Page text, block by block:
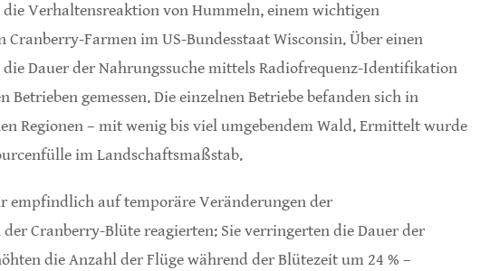
Verhaltensreaktion von Hummeln, einem wichtigen
Farmen im US-Bundesstaat Wisconsin. Über einen
Dauer der Nahrungssuche mittels Radiofrequenz-Identifikation
gemessen. Die einzelnen Betriebe befanden sich in
Regionen – mit wenig bis viel umgebendem Wald. Ermittelt wurde
im Landschaftsmaßstab.
empfindlich auf temporäre Veränderungen der
Cranberry-Blüte reagierten: Sie verringerten die Dauer der
die Anzahl der Flüge während der Blütezeit um 24 % –